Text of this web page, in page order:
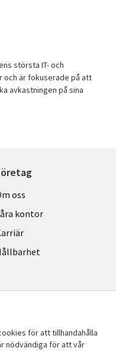
största IT- och
och är fokuserade på att
avkastningen på sina
oss
kontor
för att tillhandahålla
nödvändiga för att vår